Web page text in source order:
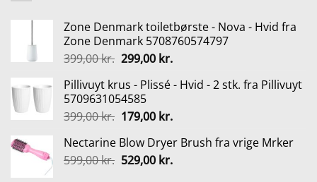
Zone Denmark toiletbørste - Nova - Hvid fra
Zone Denmark 5708760574797
399,00kr. Den
pris
var:
399,00 kr..
299,00 kr.Den
pris
299,00 kr..
Pillivuyt krus - Plissé - Hvid - 2 stk. fra Pillivuyt
5709631054585
399,00kr. Den
pris
var:
179,00 kr.Den
pris
er:
Nectarine Blow Dryer Brush fra vrige Mrker
599,00kr. Den
529,00 kr.Den